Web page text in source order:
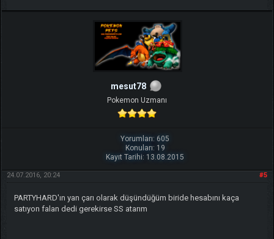
mesut78
Pokemon Uzmanı
Yorumları: 605
Konuları: 19
Kayıt Tarihi: 13.08.2015
#5
24.07.2016, 20:24
PARTYHARD'ın yan çarı olarak düşündüğüm biride hesabını kaça
satıyon falan dedi gerekirse SS atarım